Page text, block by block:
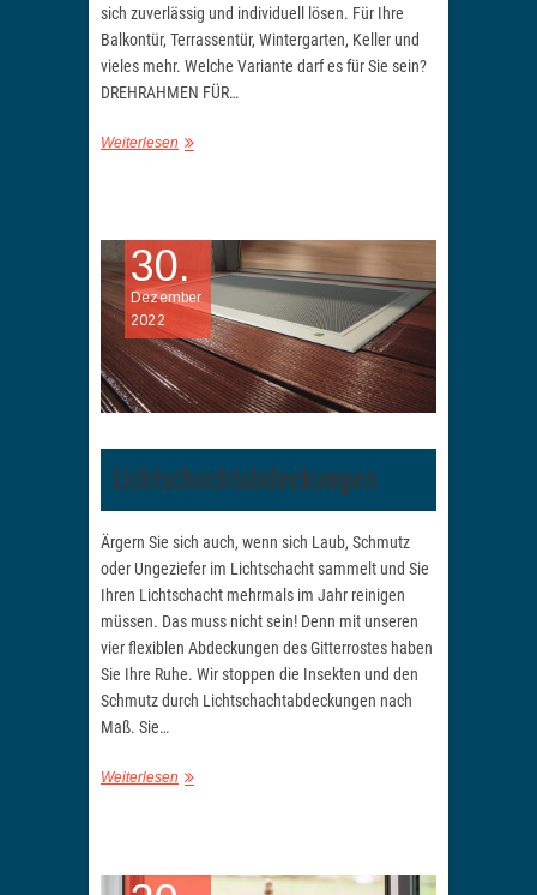
sich zuverlässig und individuell lösen. Für Ihre
Balkontür, Terrassentür, Wintergarten, Keller und
vieles mehr. Welche Variante darf es für Sie sein?
DREHRAHMEN FÜR…
Weiterlesen
30.
Dezember
2022
Lichtschachtabdeckungen
Ärgern Sie sich auch, wenn sich Laub, Schmutz
oder Ungeziefer im Lichtschacht sammelt und Sie
Ihren Lichtschacht mehrmals im Jahr reinigen
müssen. Das muss nicht sein! Denn mit unseren
vier flexiblen Abdeckungen des Gitterrostes haben
Sie Ihre Ruhe. Wir stoppen die Insekten und den
Schmutz durch Lichtschachtabdeckungen nach
Maß. Sie…
Weiterlesen